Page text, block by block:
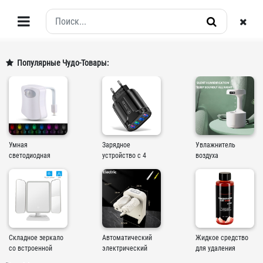
Популярные Чудо-Товары:
Умная
светодиодная
домашнего туалета,
светильник с
пассивным ИК
датчиком
движени...
Зарядное
устройство с 4
Увлажнитель
воздуха
580 мл, 3 режима
Складное зеркало
со встроенной
Автоматический
электрический
Жидкое средство
для удаления